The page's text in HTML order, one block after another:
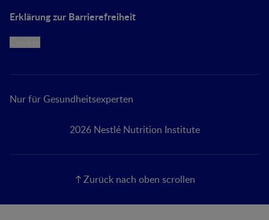
Erklärung zur Barrierefreiheit
Nur für Gesundheitsexperten
2026 Nestlé Nutrition Institute
Zurück nach oben scrollen